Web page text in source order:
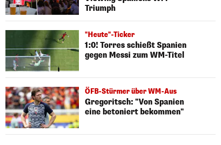
Triumph
"Heute"-Ticker
1:0! Torres schießt Spanien
gegen Messi zum WM-Titel
ÖFB-Stürmer über WM-Aus
Gregoritsch: "Von Spanien
eine betoniert bekommen"